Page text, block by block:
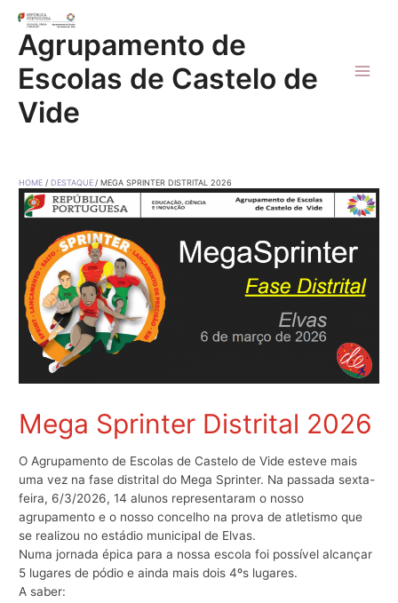
content
Agrupamento de
Escolas de Castelo de
Vide
HOME DESTAQUE MEGA SPRINTER DISTRITAL 2026
Mega Sprinter Distrital 2026
O Agrupamento de Escolas de Castelo de Vide esteve mais
uma vez na fase distrital do Mega Sprinter. Na passada sexta-
feira, 6/3/2026, 14 alunos representaram o nosso
agrupamento e o nosso concelho na prova de atletismo que
se realizou no estádio municipal de Elvas.
Numa jornada épica para a nossa escola foi possível alcançar
5 lugares de pódio e ainda mais dois 4ºs lugares.
A saber: